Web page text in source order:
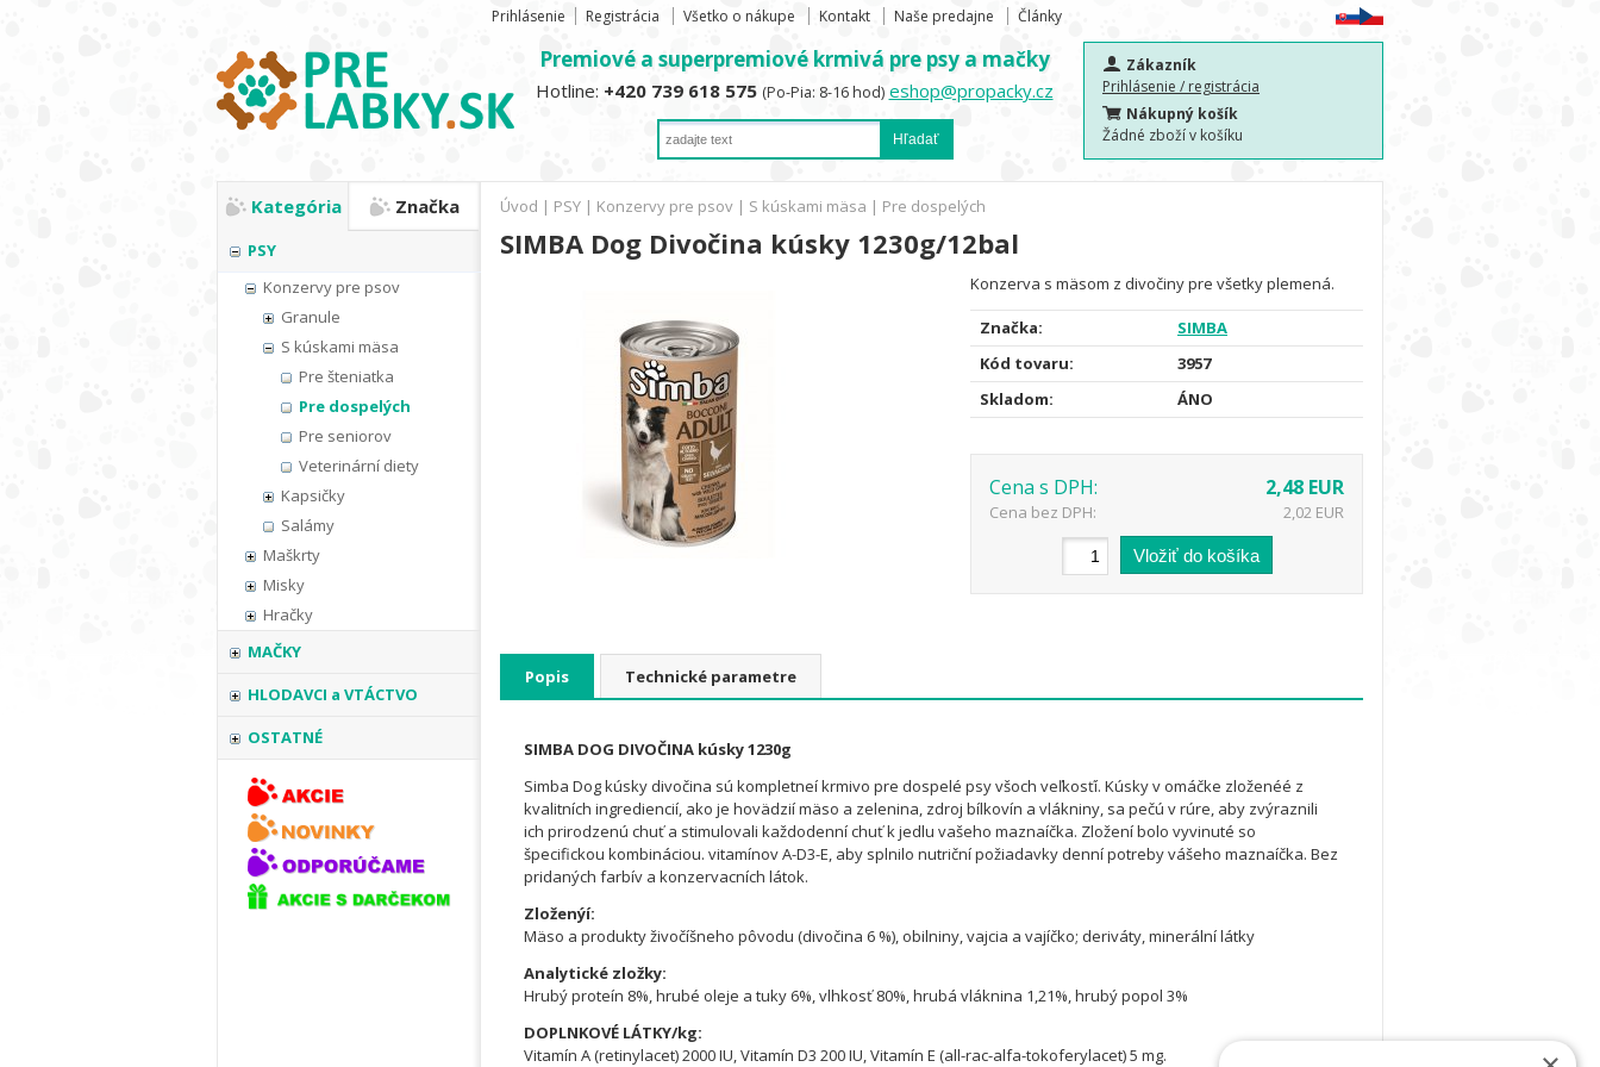
Prihlásenie Registrácia Všetko o nákupe Kontakt Naše predajne Články
Premiové a superpremiové krmivá pre psy a mačky
Hotline: +420 739 618 575 (Po-Pia: 8-16 hod) eshop@propacky.cz
Zákazník
Prihlásenie / registrácia
Nákupný košík
Žádné zboží v košíku
Kategória Značka
PSY
Konzervy pre psov
Granule
S kúskami mäsa
Pre šteniatka
Pre dospelých
Pre seniorov
Veterinární diety
Kapsičky
Salámy
Maškrty
Misky
Hračky
MAČKY
HLODAVCI a VTÁCTVO
OSTATNÉ
Úvod | PSY | Konzervy pre psov | S kúskami mäsa | Pre dospelých
SIMBA Dog Divočina kúsky 1230g/12bal
Konzerva s mäsom z divočiny pre všetky plemená.
Značka:
SIMBA
Kód tovaru:
3957
Skladom:
ÁNO
Cena s DPH: 2,48 EUR
Cena bez DPH: 2,02 EUR
Popis Technické parametre
SIMBA DOG DIVOČINA kúsky 1230g
Simba Dog kúsky divočina sú kompletneí krmivo pre dospelé psy všoch veľkosťí. Kúsky v omáčke zloženéé z
kvalitních ingrediencií, ako je hovädzií mäso a zelenina, zdroj bílkovín a vlákniny, sa pečú v rúre, aby zvýraznili
ich prirodzenú chuť a stimulovali každodenní chuť k jedlu vašeho maznaíčka. Zložení bolo vyvinuté so
špecifickou kombináciou. vitamínov A-D3-E, aby splnilo nutriční požiadavky denní potreby vášeho maznaíčka. Bez
pridaných farbív a konzervacních látok.
Zloženýí:
Mäso a produkty živočíšneho pôvodu (divočina 6 %), obilniny, vajcia a vajíčko; deriváty, minerální látky
Analytické zložky:
Hrubý proteín 8%, hrubé oleje a tuky 6%, vlhkosť 80%, hrubá vláknina 1,21%, hrubý popol 3%
DOPLNKOVÉ LÁTKY/kg:
Vitamín A (retinylacet) 2000 IU, Vitamín D3 200 IU, Vitamín E (all-rac-alfa-tokoferylacet) 5 mg.